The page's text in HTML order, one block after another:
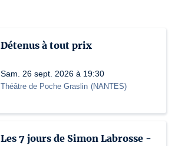
Détenus à tout prix
Sam. 26 sept. 2026 à 19:30
Théâtre de Poche Graslin (NANTES)
Les 7 jours de Simon Labrosse -